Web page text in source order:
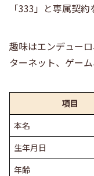
「333」と専属契約
趣味はエンデュー
ターネット、ゲーム
項目
本名
生年月日
年齢